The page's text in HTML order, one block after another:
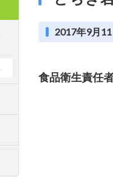
2017年9月
食品衛生責任